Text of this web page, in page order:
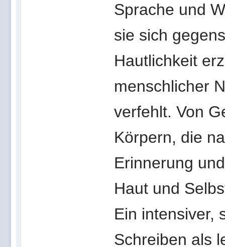
Sprache und
sie sich
Hautlichkeit
menschlicher
verfehlt. Von
Körpern, die
Erinnerung
Haut und
Ein intensiver,
Schreiben als